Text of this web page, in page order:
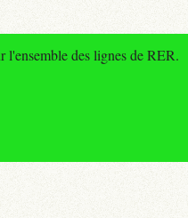
l'ensemble des lignes de RER.